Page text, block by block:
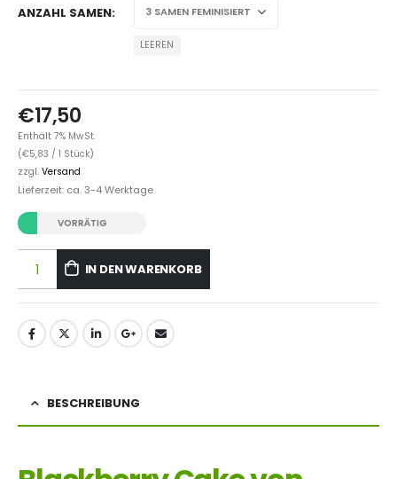
ANZAHL SAMEN
LEEREN
€17,50
Enthält 7% MwSt.
(€5,83 / 1 Stück)
zzgl. Versand
Lieferzeit: ca. 3-4 Werktage
VORRÄTIG
IN DEN WARENKORB
BESCHREIBUNG